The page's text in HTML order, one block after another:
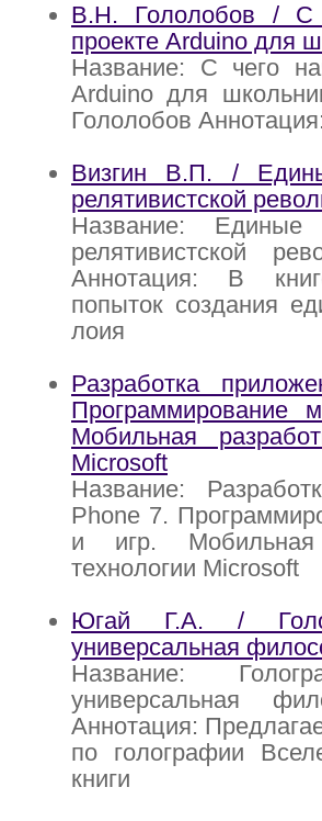
В.Н. Гололобов / С
проекте Arduino для
Название: С чего
Arduino для
Гололобов Аннотация:
Визгин В.П. /
релятивистской
Название:
релятивистской
Аннотация: В
попыток создания
лоия
Разработка
Программирование
Мобильная
Microsoft
Название:
Phone 7.
и игр.
технологии Microsoft
Югай Г.А. /
универсальная
Название:
универсальная
Аннотация:
по голографии
книги